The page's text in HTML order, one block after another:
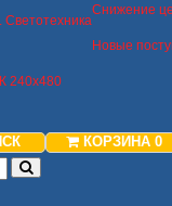
Светотехника
Снижение
Новые
240х480
КОРЗИНА 0